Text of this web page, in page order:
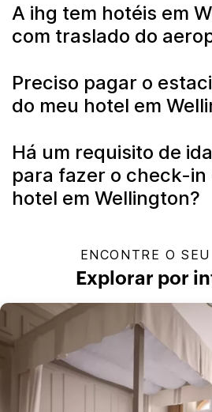
A ihg tem hotéis em
com traslado do
Preciso pagar o
do meu hotel em
Há um requisito de
para fazer o check-in
hotel em Wellington?
ENCONTRE O
Explorar por